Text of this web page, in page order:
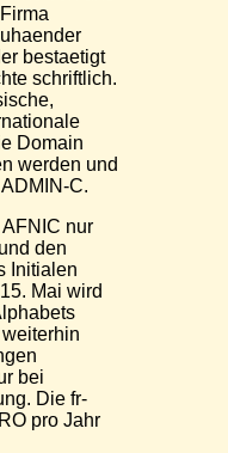
bestaetigt
schriftlich.
Domain
werden und
C.
nur
den
Initialen
Mai wird
bei
Die fr-
pro Jahr